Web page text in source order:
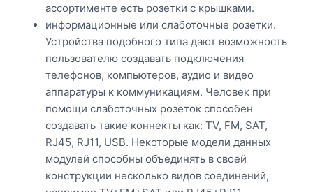
ассортименте есть розетки с крышками.
информационные или слаботочные розетки.
Устройства подобного типа дают возможность
пользователю создавать подключения
телефонов, компьютеров, аудио и видео
аппаратуры к коммуникациям. Человек при
помощи слаботочных розеток способен
создавать такие коннекты как: TV, FM, SAT,
RJ45, RJ11, USB. Некоторые модели данных
модулей способны объединять в своей
конструкции несколько видов соединений,